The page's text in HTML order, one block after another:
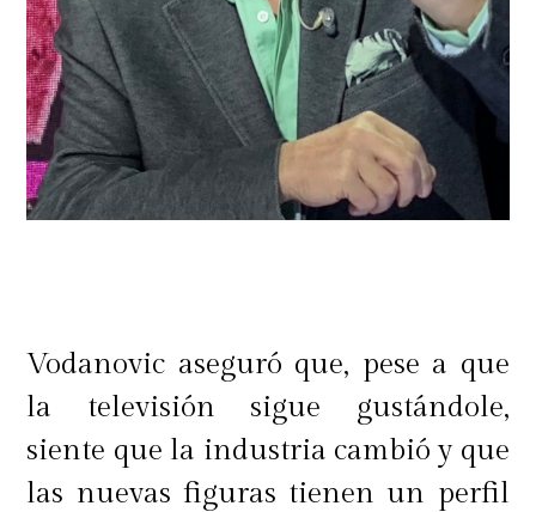
Vodanovic aseguró que, pese a que
la televisión sigue gustándole,
siente que la industria cambió y que
las nuevas figuras tienen un perfil